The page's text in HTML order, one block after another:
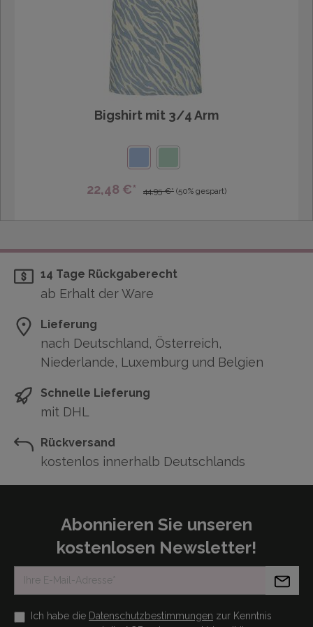
Bigshirt mit 3/4 Arm
22,48 €* 44,95 €* (50% gespart)
14 Tage Rückgaberecht
ab Erhalt der Ware
Lieferung
nach Deutschland, Österreich,
Niederlande, Luxemburg und Belgien
Schnelle Lieferung
mit DHL
Rückversand
kostenlos innerhalb Deutschlands
Abonnieren Sie unseren
kostenlosen Newsletter!
Ich habe die Datenschutzbestimmungen zur Kenntnis